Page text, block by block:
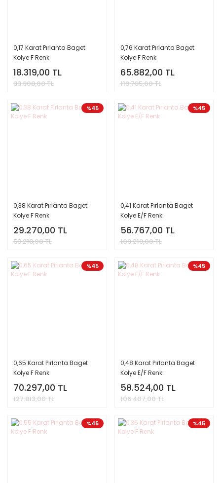
0,17 Karat Pırlanta Baget
Kolye F Renk
18.319,00 TL
33.308,00 TL
0,76 Karat Pırlanta Baget
Kolye F Renk
65.882,00 TL
119.785,00 TL
%45
0,38 Karat Pırlanta Baget
Kolye F Renk
29.270,00 TL
53.218,00 TL
%45
0,41 Karat Pırlanta Baget
Kolye E/F Renk
56.767,00 TL
103.213,00 TL
%45
0,65 Karat Pırlanta Baget
Kolye F Renk
70.297,00 TL
127.813,00 TL
%45
0,48 Karat Pırlanta Baget
Kolye E/F Renk
58.524,00 TL
106.407,00 TL
%45 %45